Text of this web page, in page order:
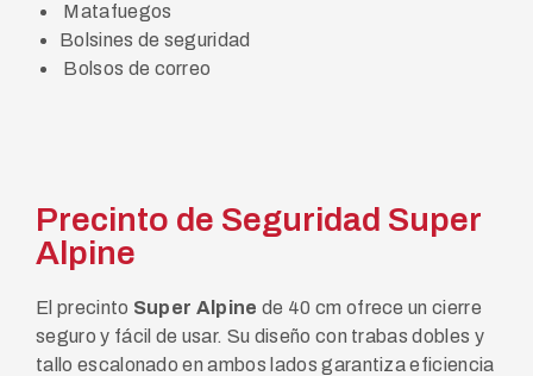
Matafuegos
Bolsines de seguridad
Bolsos de correo
Precinto de Seguridad Super
Alpine
El precinto Super Alpine de 40 cm ofrece un cierre
seguro y fácil de usar. Su diseño con trabas dobles y
tallo escalonado en ambos lados garantiza eficiencia